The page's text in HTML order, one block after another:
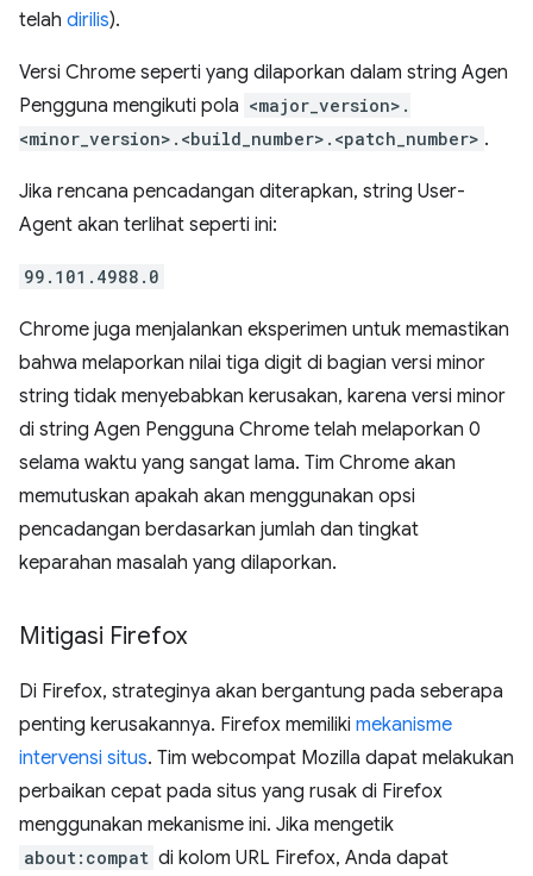
telah dirilis).
Versi Chrome seperti yang dilaporkan dalam string Agen
Pengguna mengikuti pola <major_version>.
<minor_version>.<build_number>.<patch_number> .
Jika rencana pencadangan diterapkan, string User-
Agent akan terlihat seperti ini:
99.101.4988.0
Chrome juga menjalankan eksperimen untuk memastikan
bahwa melaporkan nilai tiga digit di bagian versi minor
string tidak menyebabkan kerusakan, karena versi minor
di string Agen Pengguna Chrome telah melaporkan 0
selama waktu yang sangat lama. Tim Chrome akan
memutuskan apakah akan menggunakan opsi
pencadangan berdasarkan jumlah dan tingkat
keparahan masalah yang dilaporkan.
Mitigasi Firefox
Di Firefox, strateginya akan bergantung pada seberapa
penting kerusakannya. Firefox memiliki mekanisme
intervensi situs. Tim webcompat Mozilla dapat melakukan
perbaikan cepat pada situs yang rusak di Firefox
menggunakan mekanisme ini. Jika mengetik
about:compat di kolom URL Firefox, Anda dapat